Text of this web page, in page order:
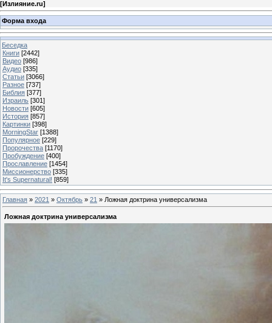
[Излияние.ru]
Форма входа
Беседка
Книги [2442]
Видео [986]
Аудио [335]
Статьи [3066]
Разное [737]
Библия [377]
Израиль [301]
Новости [605]
История [857]
Картинки [398]
MorningStar [1388]
Популярное [229]
Пророчества [1170]
Пробуждение [400]
Прославление [1454]
Миссионерство [335]
It's Supernatural! [859]
Главная » 2021 » Октябрь » 21 » Ложная доктрина универсализма
Ложная доктрина универсализма